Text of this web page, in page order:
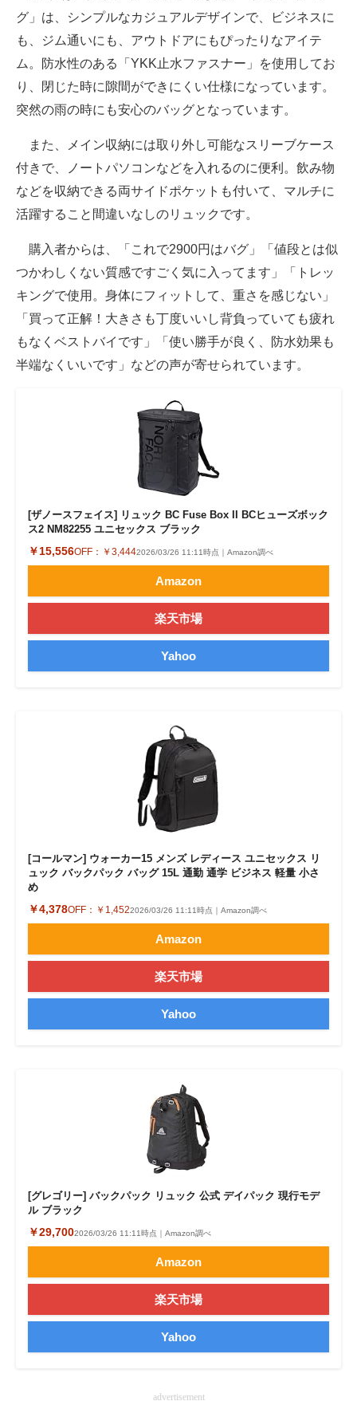
グ」は、シンプルなカジュアルデザインで、ビジネスに
も、ジム通いにも、アウトドアにもぴったりなアイテ
ム。防水性のある「YKK止水ファスナー」を使用してお
り、閉じた時に隙間ができにくい仕様になっています。
突然の雨の時にも安心のバッグとなっています。
また、メイン収納には取り外し可能なスリーブケース
付きで、ノートパソコンなどを入れるのに便利。飲み物
などを収納できる両サイドポケットも付いて、マルチに
活躍すること間違いなしのリュックです。
購入者からは、「これで2900円はバグ」「値段とは似
つかわしくない質感ですごく気に入ってます」「トレッ
キングで使用。身体にフィットして、重さを感じない」
「買って正解！大きさも丁度いいし背負っていても疲れ
もなくベストバイです」「使い勝手が良く、防水効果も
半端なくいいです」などの声が寄せられています。
[ザノースフェイス] リュック BC Fuse Box II BCヒューズボック
ス2 NM82255 ユニセックス ブラック
￥15,556OFF： ￥3,4442026/03/26 11:11時点｜Amazon調べ
Amazon
楽天市場
Yahoo
[コールマン] ウォーカー15 メンズ レディース ユニセックス リ
ュック バックパック バッグ 15L 通勤 通学 ビジネス 軽量 小さ
め
￥4,378OFF： ￥1,4522026/03/26 11:11時点｜Amazon調べ
Amazon
楽天市場
Yahoo
[グレゴリー] バックパック リュック 公式 デイパック 現行モデ
ル ブラック
￥29,7002026/03/26 11:11時点｜Amazon調べ
Amazon
楽天市場
Yahoo
advertisement